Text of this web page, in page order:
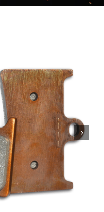
